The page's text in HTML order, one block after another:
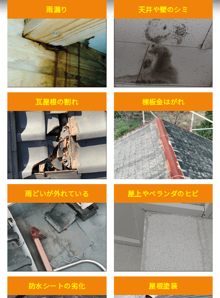
雨漏り 天井や壁のシミ
瓦屋根の割れ 棟板金はがれ
雨どいが外れている 屋上やベランダのヒビ
防水シートの劣化 屋根塗装